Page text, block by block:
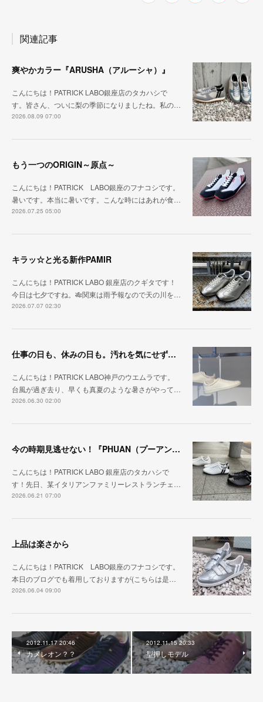
関連記事
爽やかカラー『ARUSHA（アルーシャ）』
こんにちは！PATRICK LABO銀座店のタカハシで
す。皆さん、ついに梨の季節になりましたね。私の…
2026.08.09 07:00
もう一つのORIGIN～原点～
こんにちは！PATRICK LABO銀座のフナコシです。
暑いです。本当に暑いです。こんな時にはあれが食…
2026.07.25 05:00
キラッ☆と光る新作PAMIR
こんにちは！PATRICK LABO 銀座店のクギタです！
今日は七夕ですね。🎋関東は雨予報なので天の川を…
2026.07.07 02:30
仕事の日も、休みの日も。汚れを気にせず毎日履ける『PUNCH-WP_WHT』
こんにちは！PATRICK LABO神戸のウエムラです。
台風が過ぎ去り、早くも真夏のような暑さがやって…
2026.06.30 02:00
今の時期見逃せない！『PHUAN（プーアン）』
こんにちは！PATRICK LABO 銀座店のタカハシで
す！先日、某イタリアンファミリーレストランチェ…
2026.06.21 07:00
上品は楽さから
こんにちは！PATRICK LABO銀座のフナコシです。
本日のブログでも着用しておりますが(こちらは是…
2026.06.04 09:00
2012.11.17 20:46
カメレオン？？
2012.11.15 20:33
型押しモデル